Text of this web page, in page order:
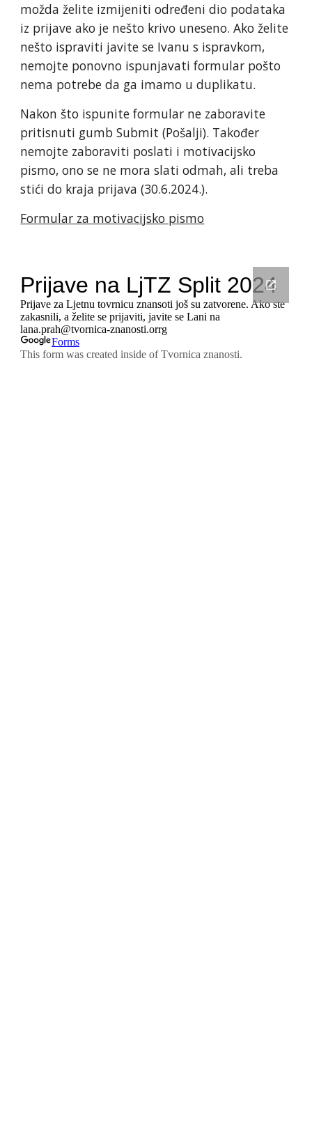
možda želite izmijeniti određeni dio podataka
iz prijave ako je nešto krivo uneseno. Ako želite
nešto ispraviti javite se Ivanus ispravkom,
nemojte ponovno ispunjavati formular pošto
nema potrebe da ga imamo u duplikatu.
Nakon što ispunite formular ne zaboravite
pritisnuti gumb Submit (Pošalji). Također
nemojte zaboraviti poslati i motivacijsko
pismo, ono se ne mora slati odmah, ali treba
stići do kraja prijava (30.6.2024.).
Formular za motivacijsko pismo